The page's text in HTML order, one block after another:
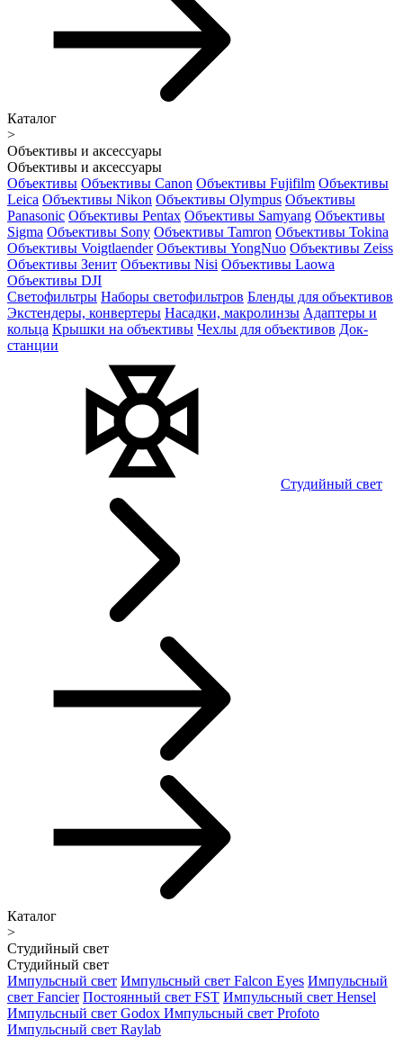
Каталог
>
Объективы и аксессуары
Объективы и аксессуары
Объективы Объективы Canon Объективы Fujifilm Объективы
Leica Объективы Nikon Объективы Olympus Объективы
Panasonic Объективы Pentax Объективы Samyang Объективы
Sigma Объективы Sony Объективы Tamron Объективы Tokina
Объективы Voigtlaender Объективы YongNuo Объективы Zeiss
Объективы Зенит Объективы Nisi Объективы Laowa
Объективы DJI
Светофильтры Наборы светофильтров Бленды для объективов
Экстендеры, конвертеры Насадки, макролинзы Адаптеры и
кольца Крышки на объективы Чехлы для объективов Док-
станции
Студийный свет
Каталог
>
Студийный свет
Студийный свет
Импульсный свет Импульсный свет Falcon Eyes Импульсный
свет Fancier Постоянный свет FST Импульсный свет Hensel
Импульсный свет Godox Импульсный свет Profoto
Импульсный свет Raylab